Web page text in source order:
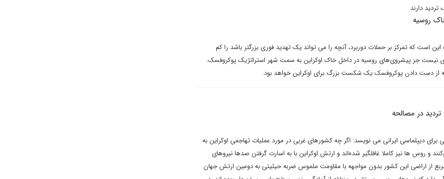
دارند
روسیه
است که تمرکز بر حملات دوربرد، آنچه را می تواند یک تهدید فوری بزرگتر باشد را کم
نیست جز پیشروی‌های روسیه در داخل خاک اوکراین به سمت شهر استراتژیک پوکروفسک.
که از دست دادن پوکروفسک یک شکست بزرگ برای اوکراین خواهد بود.
در مصالحه
برای دیپلماسی ایرانی می نویسد: اگر چه کشورهای غربی در مورد عملیات تهاجمی اوکراین به
و روس ها نیز کاملا غافلگیر شده‌اند و ارتش اوکراین با به اسارت گرفتن صدها نیروهای
از اراضی این کشور بدون مواجهه با مقاومت ملموس ضربه حیثیتی به دومین ارتش جهان